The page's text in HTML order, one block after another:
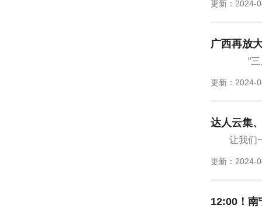
更新：2024-
广西再放
“三
更新：2024-
达人云集
让我们
更新：2024-
12:00！南